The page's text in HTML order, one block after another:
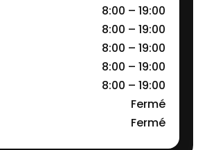
8:00 – 19:00
8:00 – 19:00
8:00 – 19:00
8:00 – 19:00
8:00 – 19:00
Fermé
Fermé